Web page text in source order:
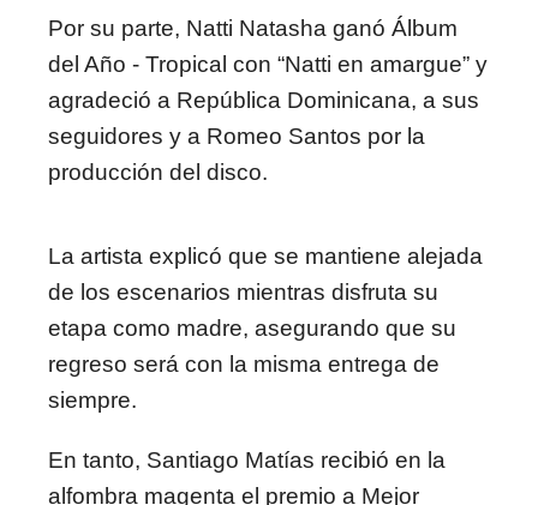
Por su parte, Natti Natasha ganó Álbum
del Año - Tropical con “Natti en amargue” y
agradeció a República Dominicana, a sus
seguidores y a Romeo Santos por la
producción del disco.
La artista explicó que se mantiene alejada
de los escenarios mientras disfruta su
etapa como madre, asegurando que su
regreso será con la misma entrega de
siempre.
En tanto, Santiago Matías recibió en la
alfombra magenta el premio a Mejor